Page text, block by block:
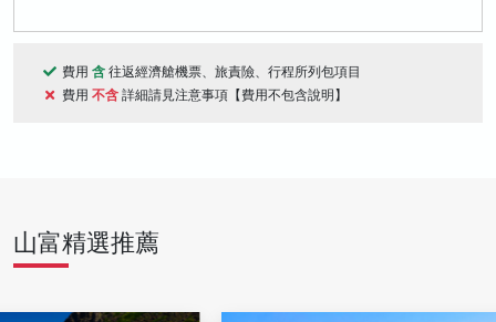
費用 含 往返經濟艙機票、旅責險、行程所列包項目
費用 不含 詳細請見注意事項【費用不包含說明】
山富精選推薦